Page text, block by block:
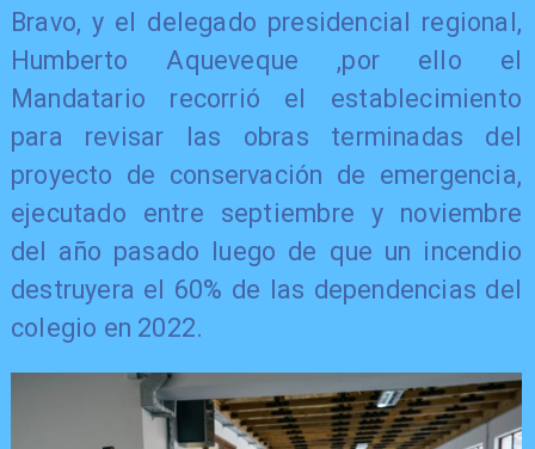
Bravo, y el delegado presidencial regional,
Humberto Aqueveque ,por ello el
Mandatario recorrió el establecimiento
para revisar las obras terminadas del
proyecto de conservación de emergencia,
ejecutado entre septiembre y noviembre
del año pasado luego de que un incendio
destruyera el 60% de las dependencias del
colegio en 2022.